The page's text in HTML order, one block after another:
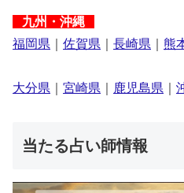
九州・沖縄
福岡県
佐賀県 長崎県 熊
大分県 宮崎県 鹿児島県
当たる占い師情報